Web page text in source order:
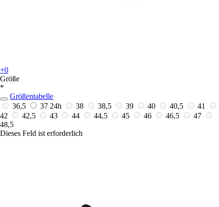
+0
Größe
*
Größentabelle
36,5
37 24h 38 38,5 39 40 40,5
41
42
42,5 43 44 44,5 45 46 46,5
47
48,5
Dieses Feld ist erforderlich